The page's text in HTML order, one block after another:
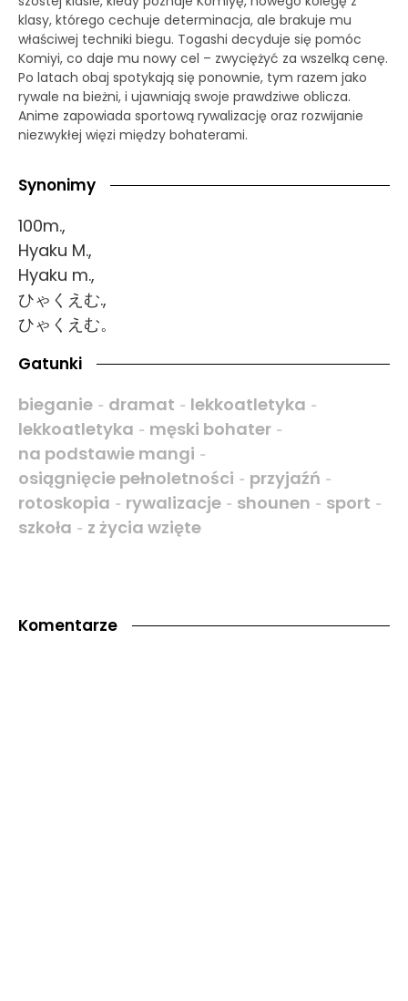
klasy, którego cechuje determinacja, ale brakuje mu
właściwej techniki biegu. Togashi decyduje się pomóc
Komiyi, co daje mu nowy cel – zwyciężyć za wszelką cenę.
Po latach obaj spotykają się ponownie, tym razem jako
rywale na bieżni, i ujawniają swoje prawdziwe oblicza.
Anime zapowiada sportową rywalizację oraz rozwijanie
niezwykłej więzi między bohaterami.
Synonimy
100m.,
Hyaku M.,
Hyaku m.,
ひゃくえむ.,
ひゃくえむ。
Gatunki
bieganie - dramat - lekkoatletyka -
lekkoatletyka - męski bohater -
na podstawie mangi -
osiągnięcie pełnoletności - przyjaźń -
rotoskopia - rywalizacje - shounen - sport -
szkoła - z życia wzięte
Komentarze